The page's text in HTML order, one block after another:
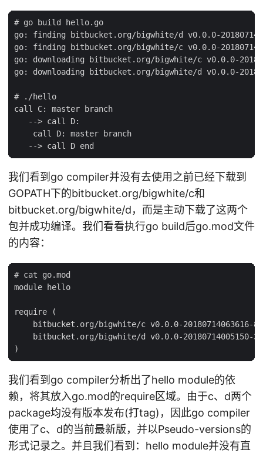
# go build hello.go
go: finding bitbucket.org/bigwhite/d v0.0.0-
go: finding bitbucket.org/bigwhite/c v0.0.0-
go: downloading bitbucket.org/bigwhite/c v0.0.0-
go: downloading bitbucket.org/bigwhite/d v0.0.0-
# ./hello
call C: master branch
   --> call D:
    call D: master branch
我们看到go compiler并没有去使用之前已经下载到
GOPATH下的bitbucket.org/bigwhite/c和
bitbucket.org/bigwhite/d，而是主动下载了这两个
包并成功编译。我们看看执行go build后go.mod文件
的内容：
# cat go.mod
module hello
require (
bitbucket.org/bigwhite/c v0.0.0-20180714063616-
bitbucket.org/bigwhite/d v0.0.0-20180714005150-
我们看到go compiler分析出了hello module的依
赖，将其放入go.mod的require区域。由于c、d两个
package均没有版本发布(打tag)，因此go compiler
使用了c、d的当前最新版，并以Pseudo-versions的
形式记录之。并且我们看到：hello module并没有直